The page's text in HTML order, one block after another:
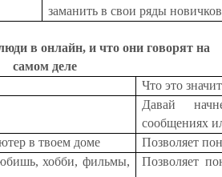
заманить в свои ряды новичков
в онлайн, и что они говорят на
самом деле
Что это значит
Давай
сообщениях
в твоем доме
Позволяет
хобби, фильмы,
Позволяет